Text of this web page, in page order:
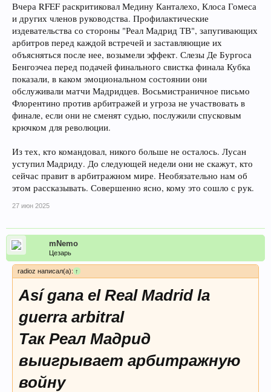
Вчера RFEF раскритиковал Медину Канталехо, Клоса Гомеса
и других членов руководства. Профилактические
издевательства со стороны "Реал Мадрид ТВ", запугивающих
арбитров перед каждой встречей и заставляющие их
объясняться после нее, возымели эффект. Слезы Де Бургоса
Бенгоэчеа перед подачей финального свистка финала Кубка
показали, в каком эмоциональном состоянии они
обслуживали матчи Мадридцев. Восьмистраничное письмо
Флорентино против арбитражей и угроза не участвовать в
финале, если они не сменят судью, послужили спусковым
крючком для революции.
Из тех, кто командовал, никого больше не осталось. Лусан
уступил Мадриду. До следующей недели они не скажут, кто
сейчас правит в арбитражном мире. Необязательно нам об
этом рассказывать. Совершенно ясно, кому это сошло с рук.
27 июн 2025
mNemo
Цезарь
radioz написал(а):↑
Así gana el Real Madrid la
guerra arbitral
Так Реал Мадрид
выигрывает арбитражную
войну